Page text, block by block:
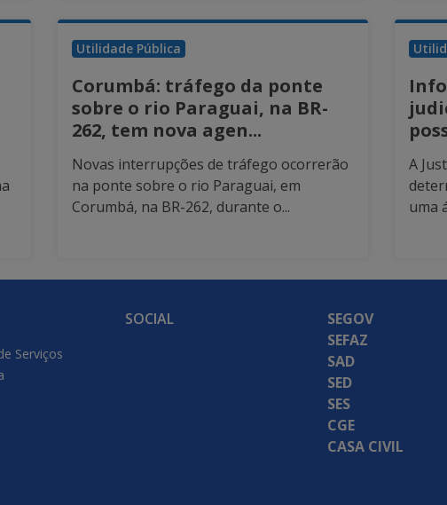
Utilidade Pública
Corumbá: tráfego da ponte
sobre o rio Paraguai, na BR-
262, tem nova agen...
Novas interrupções de tráfego ocorrerão
na ponte sobre o rio Paraguai, em
Corumbá, na BR-262, durante o...
A
uma
Serviços
SOCIAL
SEGOV
SEFAZ
SAD
SED
SES
CGE
CASA CIVIL